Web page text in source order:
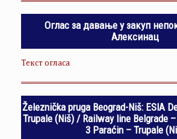
Оглас за давање у закуп
Алексинац
Текст огласа
Železnička pruga Beograd-Niš: ESIA
Trupale (Niš) / Railway line Belgrade
3 Paraćin – Trupale